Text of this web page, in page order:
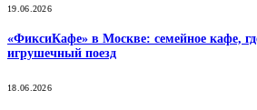
19.06.2026
«ФиксиКафе» в Москве: семейное кафе,
игрушечный поезд
18.06.2026